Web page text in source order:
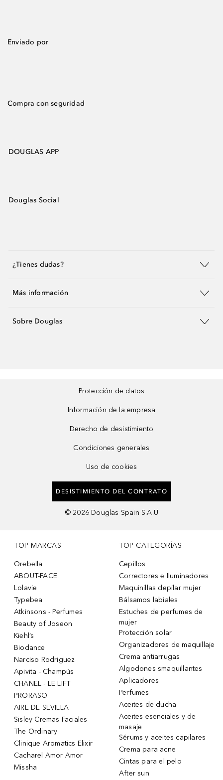
Enviado por
Compra con seguridad
DOUGLAS APP
Douglas Social
¿Tienes dudas?
Más información
Sobre Douglas
Protección de datos
Información de la empresa
Derecho de desistimiento
Condiciones generales
Uso de cookies
DESISTIMIENTO DEL CONTRATO
© 2026 Douglas Spain S.A.U
TOP MARCAS
Orebella
ABOUT-FACE
Lolavie
Typebea
Atkinsons - Perfumes
Beauty of Joseon
Kiehl’s
Biodance
Narciso Rodriguez
Apivita - Champús
CHANEL - LE LIFT
PRORASO
AIRE DE SEVILLA
Sisley Cremas Faciales
The Ordinary
Clinique Aromatics Elixir
Cacharel Amor Amor
Missha
TOP CATEGORÍAS
Cepillos
Correctores e Iluminadores
Maquinillas depilar mujer
Bálsamos labiales
Estuches de perfumes de
mujer
Protección solar
Organizadores de maquillaje
Crema antiarrugas
Algodones smaquillantes
Aplicadores
Perfumes
Aceites de ducha
Aceites esenciales y de
masaje
Sérums y aceites capilares
Crema para acne
Cintas para el pelo
After sun